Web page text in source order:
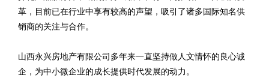
革，目前已在行业中享有较高的声望，吸引了诸多国际知名供
销商的关注与合作。
山西永兴房地产有限公司多年来一直坚持做人文情怀的良心诚
企，为中小微企业的成长提供时代发展的动力。